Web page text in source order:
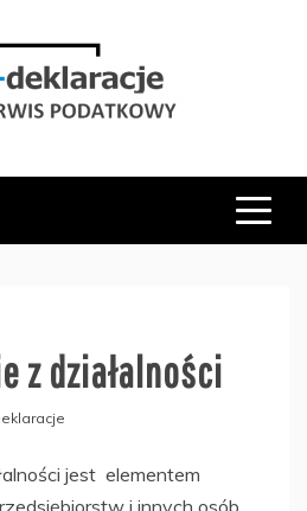
z działalności
jest elementem
i innych osób